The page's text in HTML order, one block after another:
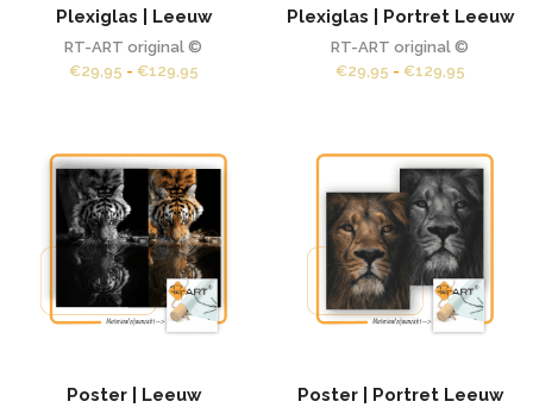
Plexiglas | Leeuw
RT-ART original ©
€29,95 - €129,95Prijsklasse:
Plexiglas | Portret Leeuw
RT-ART original ©
€29,95 - €129,95
Poster | Leeuw Poster | Portret Leeuw